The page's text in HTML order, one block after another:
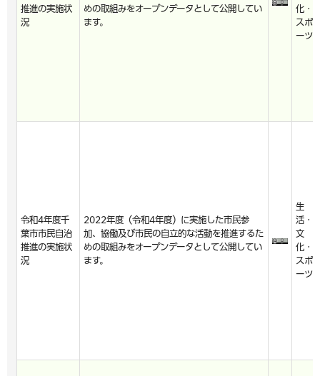
推進の実施状
況
めの取組みをオープンデータとして公開してい
ます。
化・
スポ
ーツ
令和4年度千
葉市市民自治
推進の実施状
況
2022年度（令和4年度）に実施した市民参
加、協働及び市民の自立的な活動を推進するた
めの取組みをオープンデータとして公開してい
ます。
生
活・
文
化・
スポ
ーツ